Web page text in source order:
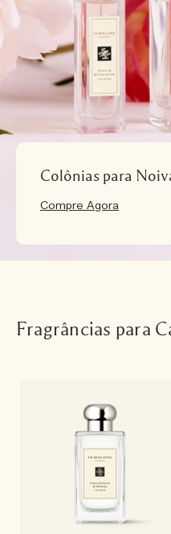
Colônias para
Compre Agora
Fragrâncias para